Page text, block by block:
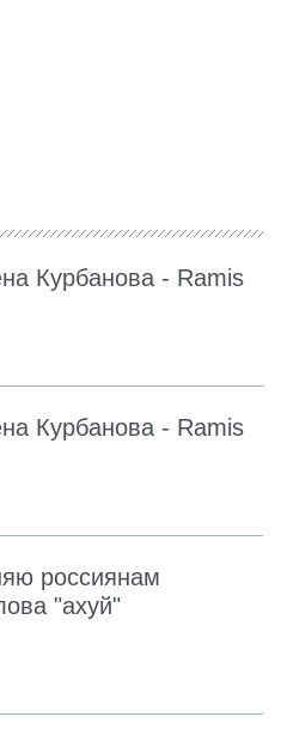
Курбанова - Ramis
Курбанова - Ramis
россиянам
"ахуй"